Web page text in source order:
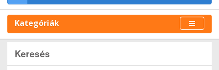
Kategóriák
Keresés